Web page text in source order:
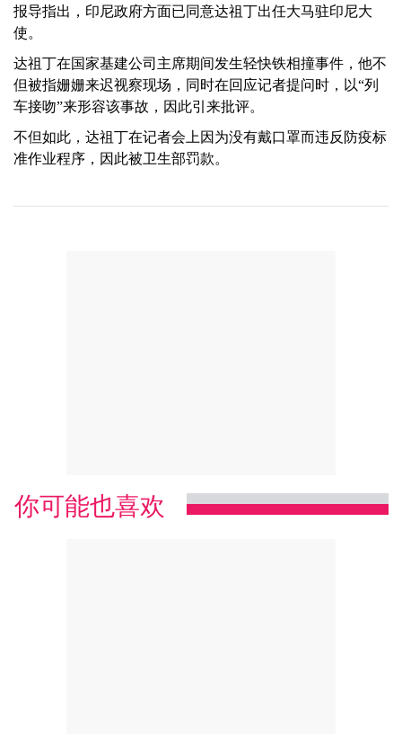
报导指出，印尼政府方面已同意达祖丁出任大马驻印尼大
使。
达祖丁在国家基建公司主席期间发生轻快铁相撞事件，他不
但被指姗姗来迟视察现场，同时在回应记者提问时，以“列
车接吻”来形容该事故，因此引来批评。
不但如此，达祖丁在记者会上因为没有戴口罩而违反防疫标
准作业程序，因此被卫生部罚款。
你可能也喜欢